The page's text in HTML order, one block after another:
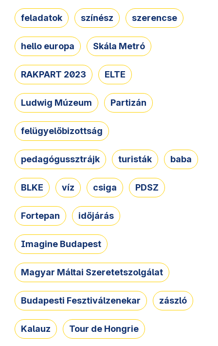
feladatok színész szerencse
hello europa Skála Metró
RAKPART 2023 ELTE
Ludwig Múzeum Partizán
felügyelőbizottság
pedagógussztrájk turisták baba
BLKE víz csiga PDSZ
Fortepan időjárás
Imagine Budapest
Magyar Máltai Szeretetszolgálat
Budapesti Fesztiválzenekar zászló
Kalauz Tour de Hongrie